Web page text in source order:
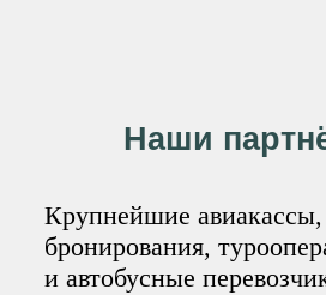
Наши
Крупнейшие авиакассы,
бронирования,
и автобусные